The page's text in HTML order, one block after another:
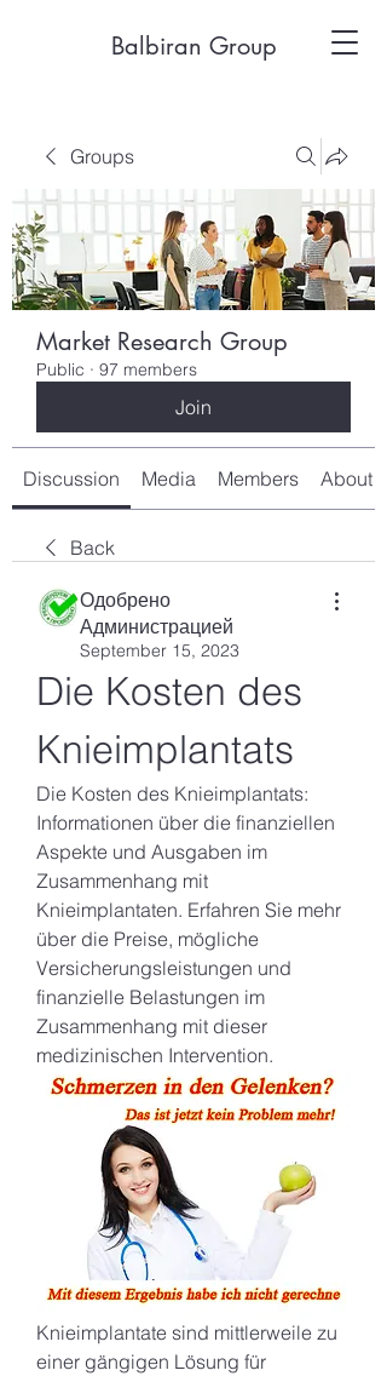
Balbiran Group
Groups
Market Research Group
Public · 97 members
Join
Discussion Media Members About
Back
Одобрено
Администрацией
September 15, 2023
Die Kosten des
Knieimplantats
Die Kosten des Knieimplantats:
Informationen über die finanziellen
Aspekte und Ausgaben im
Zusammenhang mit
Knieimplantaten. Erfahren Sie mehr
über die Preise, mögliche
Versicherungsleistungen und
finanzielle Belastungen im
Zusammenhang mit dieser
medizinischen Intervention.
Knieimplantate sind mittlerweile zu
einer gängigen Lösung für